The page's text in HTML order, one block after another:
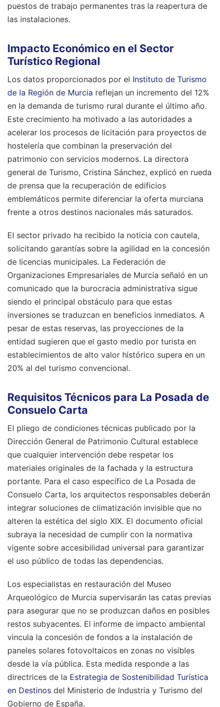
puestos de trabajo permanentes tras la reapertura de
las instalaciones.
Impacto Económico en el Sector
Turístico Regional
Los datos proporcionados por el Instituto de Turismo
de la Región de Murcia reflejan un incremento del 12%
en la demanda de turismo rural durante el último año.
Este crecimiento ha motivado a las autoridades a
acelerar los procesos de licitación para proyectos de
hostelería que combinan la preservación del
patrimonio con servicios modernos. La directora
general de Turismo, Cristina Sánchez, explicó en rueda
de prensa que la recuperación de edificios
emblemáticos permite diferenciar la oferta murciana
frente a otros destinos nacionales más saturados.
El sector privado ha recibido la noticia con cautela,
solicitando garantías sobre la agilidad en la concesión
de licencias municipales. La Federación de
Organizaciones Empresariales de Murcia señaló en un
comunicado que la burocracia administrativa sigue
siendo el principal obstáculo para que estas
inversiones se traduzcan en beneficios inmediatos. A
pesar de estas reservas, las proyecciones de la
entidad sugieren que el gasto medio por turista en
establecimientos de alto valor histórico supera en un
20% al del turismo convencional.
Requisitos Técnicos para La Posada de
Consuelo Carta
El pliego de condiciones técnicas publicado por la
Dirección General de Patrimonio Cultural establece
que cualquier intervención debe respetar los
materiales originales de la fachada y la estructura
portante. Para el caso específico de La Posada de
Consuelo Carta, los arquitectos responsables deberán
integrar soluciones de climatización invisible que no
alteren la estética del siglo XIX. El documento oficial
subraya la necesidad de cumplir con la normativa
vigente sobre accesibilidad universal para garantizar
el uso público de todas las dependencias.
Los especialistas en restauración del Museo
Arqueológico de Murcia supervisarán las catas previas
para asegurar que no se produzcan daños en posibles
restos subyacentes. El informe de impacto ambiental
vincula la concesión de fondos a la instalación de
paneles solares fotovoltaicos en zonas no visibles
desde la vía pública. Esta medida responde a las
directrices de la Estrategia de Sostenibilidad Turística
en Destinos del Ministerio de Industria y Turismo del
Gobierno de España.